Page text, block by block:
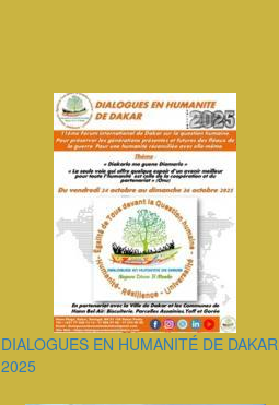
DIALOGUES EN HUMANITÉ DE DAKAR
2025